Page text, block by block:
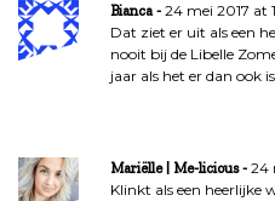
Bianca
24 mei 2017 at
Dat ziet er uit als een
nooit bij de Libelle
jaar als het er dan ook
Mariëlle | Me-licious
24
Klinkt als een heerlijke